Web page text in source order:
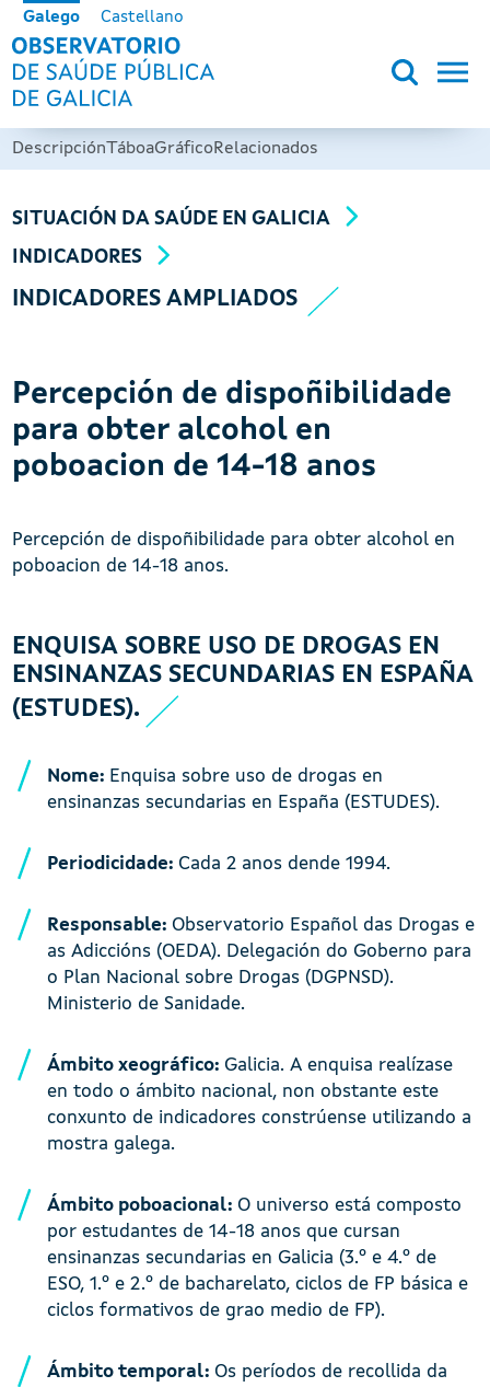
Ir o contido principal
Galego Castellano
OBSERVATORIO DE SALUD
DescripciónTáboaGráficoRelacionados
SITUACIÓN DA SAÚDE EN GALICIA
INDICADORES
INDICADORES AMPLIADOS
Percepción de dispoñibilidade
para obter alcohol en
poboacion de 14-18 anos
Percepción de dispoñibilidade para obter alcohol en
poboacion de 14-18 anos.
ENQUISA SOBRE USO DE DROGAS EN
ENSINANZAS SECUNDARIAS EN ESPAÑA
(ESTUDES).
Nome: Enquisa sobre uso de drogas en
ensinanzas secundarias en España (ESTUDES).
Periodicidade: Cada 2 anos dende 1994.
Responsable: Observatorio Español das Drogas e
as Adiccións (OEDA). Delegación do Goberno para
o Plan Nacional sobre Drogas (DGPNSD).
Ministerio de Sanidade.
Ámbito xeográfico: Galicia. A enquisa realízase
en todo o ámbito nacional, non obstante este
conxunto de indicadores constrúense utilizando a
mostra galega.
Ámbito poboacional: O universo está composto
por estudantes de 14-18 anos que cursan
ensinanzas secundarias en Galicia (3.º e 4.º de
ESO, 1.º e 2.º de bacharelato, ciclos de FP básica e
ciclos formativos de grao medio de FP).
Ámbito temporal: Os períodos de recollida da